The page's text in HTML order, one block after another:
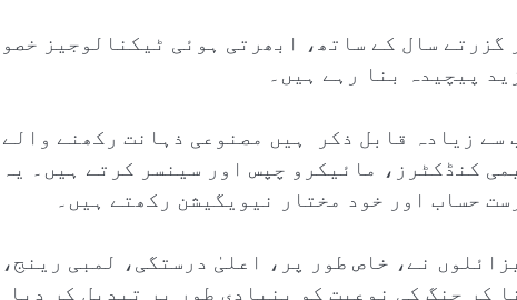
گزرتے سال کے ساتھ، ابھرتی ہوئی ٹیکنالوجیز
پیچیدہ بنا رہے ہیں۔
سے زیادہ قابل ذکر ہیں مصنوعی ذہانت رکھنے
کنڈکٹرز، مائیکرو چپس اور سینسر کرتے ہیں۔
حساب اور خود مختار نیویگیشن رکھتے ہیں۔
نے، خاص طور پر، اعلیٰ درستگی، لمبی
کر جنگ کی نوعیت کو بنیادی طور پر تبدیل کر